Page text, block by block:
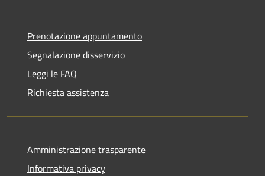
Prenotazione appuntamento
Segnalazione disservizio
Leggi le FAQ
Richiesta assistenza
Amministrazione trasparente
Informativa privacy